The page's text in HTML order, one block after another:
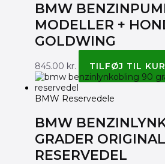
BMW
MODELLER +
GOLDWING
845.00 kr. TILFØJ TIL
BMW Reservedele
BMW
GRADER ORIGINAL
RESERVEDEL